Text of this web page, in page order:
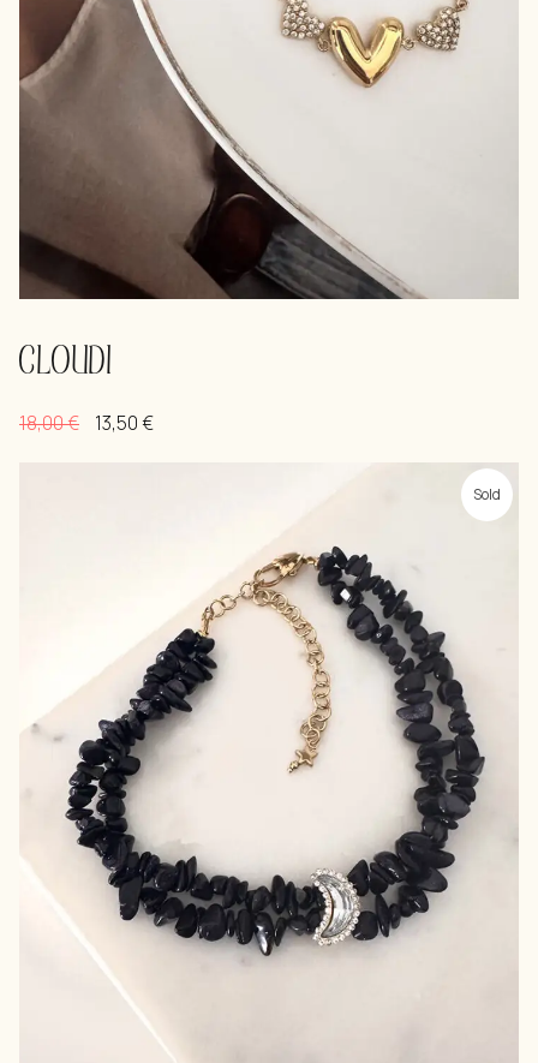
CLOUDI
18,00€ 13,50€
Sold